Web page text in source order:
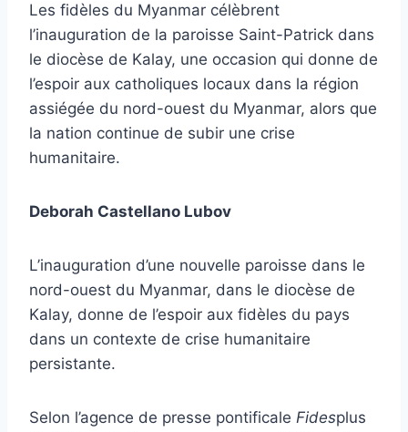
Les fidèles du Myanmar célèbrent
l’inauguration de la paroisse Saint-Patrick dans
le diocèse de Kalay, une occasion qui donne de
l’espoir aux catholiques locaux dans la région
assiégée du nord-ouest du Myanmar, alors que
la nation continue de subir une crise
humanitaire.
Deborah Castellano Lubov
L’inauguration d’une nouvelle paroisse dans le
nord-ouest du Myanmar, dans le diocèse de
Kalay, donne de l’espoir aux fidèles du pays
dans un contexte de crise humanitaire
persistante.
Selon l’agence de presse pontificale Fidesplus